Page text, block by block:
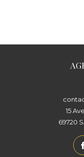
15
69720